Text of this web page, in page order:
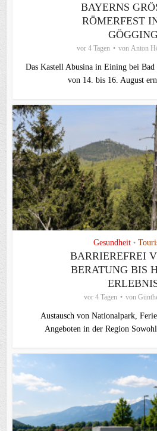
BAYERNS
ÖMERFEST IN
ÖGGING
vor 4 Tagen von Anton
Das Kastell Abusina in Eining bei
von 14. bis 16. August
Gesundheit •
BARRIEREFREI
BERATUNG BIS
vor 4 Tagen von
Austausch von Nationalpark,
Angeboten in der Region